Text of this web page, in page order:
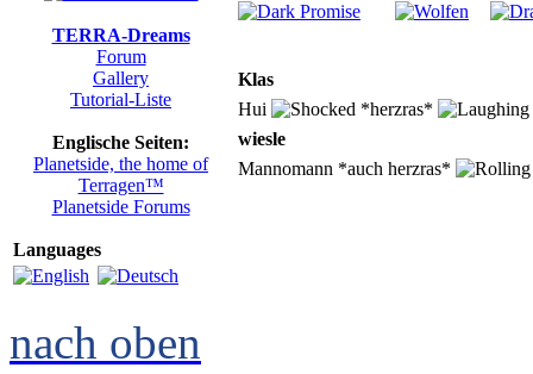
TERRA-Dreams
Forum
Gallery
Tutorial-Liste
Englische Seiten:
Planetside, the home of
Terragen™
Planetside Forums
Languages
Klas
Hui
*herzras*
wiesle
Mannomann *auch herzras*
nach oben